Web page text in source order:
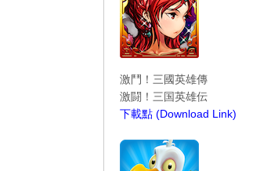
激鬥！三國英雄傳
激闘！三国英雄伝
下載點 (Download Link)